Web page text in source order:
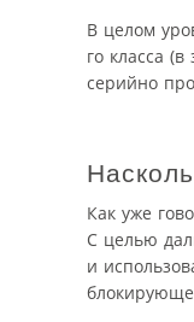
В целом
го класса
серийно
Как уже
С целью
и